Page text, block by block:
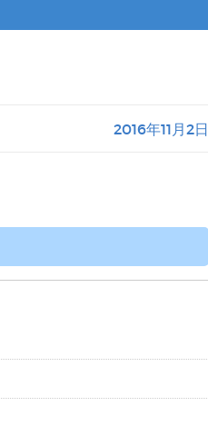
2016年11月2日